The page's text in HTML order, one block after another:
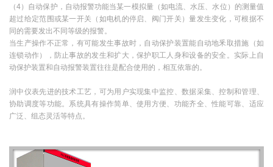
（4）自动保护，自动报警功能当某一模拟量（如电流、水压、水位）的测量值
超过给定范围或某一开关（如电机的停启、阀门开关）量发生变化，可根据不
同的需要发出不同等级的报警。
当生产操作不正常，有可能发生事故时，自动保护装置能自动地釆取措施（如
连锁动作），防止事故的发生和扩大，保护职工人身和设备的安全。实际上自
动保护装置和自动报警装置往往是配合使用的，相互依靠的。
润中仪表先进的技术工艺，可为用户实现集中监控、数据采集、控制和管理、
协助调度等功能。系统具有操作简单、使用方便、功能齐全、性能可靠、适应
广泛、组态灵活等特点。